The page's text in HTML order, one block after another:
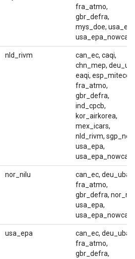
fra_atmo,
gbr_defra,
mys_doe,
usa_epa_nowcast
nld_rivm
can_ec, caqi,
chn_mep,
eaqi, esp_miteco,
fra_atmo,
gbr_defra,
ind_cpcb,
kor_airkorea,
mex_icars,
nld_rivm, sgp_nea,
usa_epa,
usa_epa_nowcast
nor_nilu
can_ec, deu_uba,
fra_atmo,
gbr_defra,
usa_epa,
usa_epa_nowcast
usa_epa
can_ec, deu_uba,
fra_atmo,
gbr_defra,